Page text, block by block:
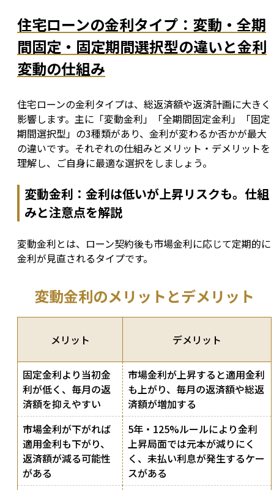
住宅ローンの金利タイプ：変動・全期
間固定・固定期間選択型の違いと金利
変動の仕組み
住宅ローンの金利タイプは、総返済額や返済計画に大きく
影響します。主に「変動金利」「全期間固定金利」「固定
期間選択型」の3種類があり、金利が変わるか否かが最大
の違いです。それぞれの仕組みとメリット・デメリットを
理解し、ご自身に最適な選択をしましょう。
変動金利：金利は低いが上昇リスクも。仕組
みと注意点を解説
変動金利とは、ローン契約後も市場金利に応じて定期的に
金利が見直されるタイプです。
メリット デメリット
固定金利より当初金
利が低く、毎月の返
済額を抑えやすい
市場金利が上昇すると適用金利
も上がり、毎月の返済額や総返
済額が増加する
市場金利が下がれば
適用金利も下がり、
返済額が減る可能性
がある
5年・125%ルールにより金利
上昇局面では元本が減りにく
く、未払い利息が発生するケー
スがある
変動金利のメリットとデメリット